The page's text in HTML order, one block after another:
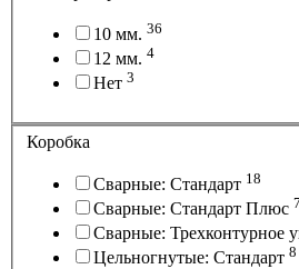
10 мм. 36
12 мм. 4
Нет 3
Коробка
Сварные: Стандарт 18
Сварные: Стандарт Плюс 7
Сварные: Трехконтурное
Цельногнутые: Стандарт 8